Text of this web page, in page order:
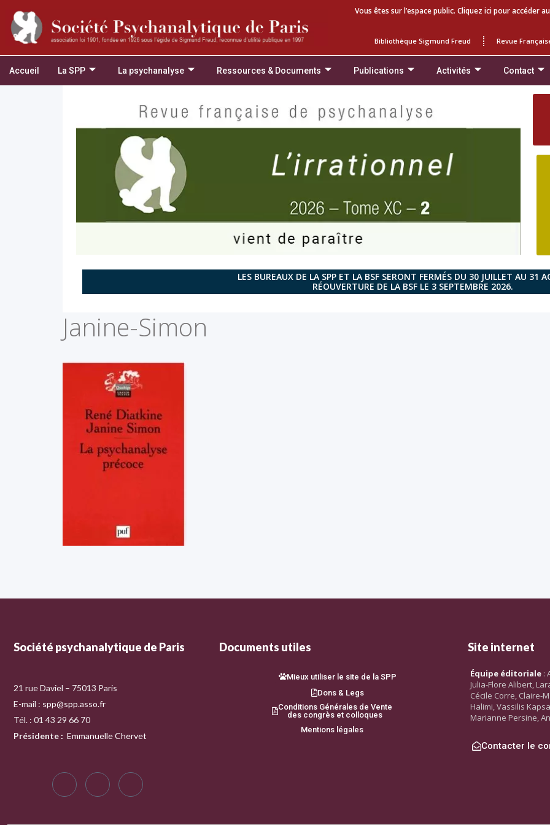
Vous êtes sur l’espace public. Cliquez ici pour accéder
Bibliothèque Sigmund Freud Revue
Accueil La SPP La psychanalyse Ressources & Documents Publications Activités Contact
LES BUREAUX DE LA SPP ET LA BSF SERONT FERMÉS DU 30 JUILLET AU 31
RÉOUVERTURE DE LA BSF LE 3 SEPTEMBRE 2026.
Janine-Simon
Société psychanalytique de Paris
21 rue Daviel – 75013 Paris
E-mail : spp@spp.asso.fr
Tél. : 01 43 29 66 70
Présidente : Emmanuelle Chervet
Documents utiles
Mieux utiliser le site de la SPP
Dons & Legs
Conditions Générales de Vente
des congrès et colloques
Mentions légales
Site internet
Équipe éditoriale :
Julia-Flore Alibert,
Cécile Corre, Claire-
Halimi, Vassilis
Marianne Persine,
Contacter le